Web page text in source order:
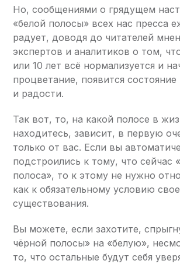
Но, сообщениями о грядущем
«белой полосы» всех нас пресса
радует, доводя до читателей
экспертов и аналитиков о том,
или 10 лет всё нормализуется и
процветание, появится состояние
и радости.
Так вот, то, на какой полосе в
находитесь, зависит, в первую
только от вас. Если вы
подстроились к тому, что сейчас
полоса», то к этому не нужно
как к обязательному условию
существования.
Вы можете, если захотите,
чёрной полосы» на «белую»,
то, что остальные будут себя